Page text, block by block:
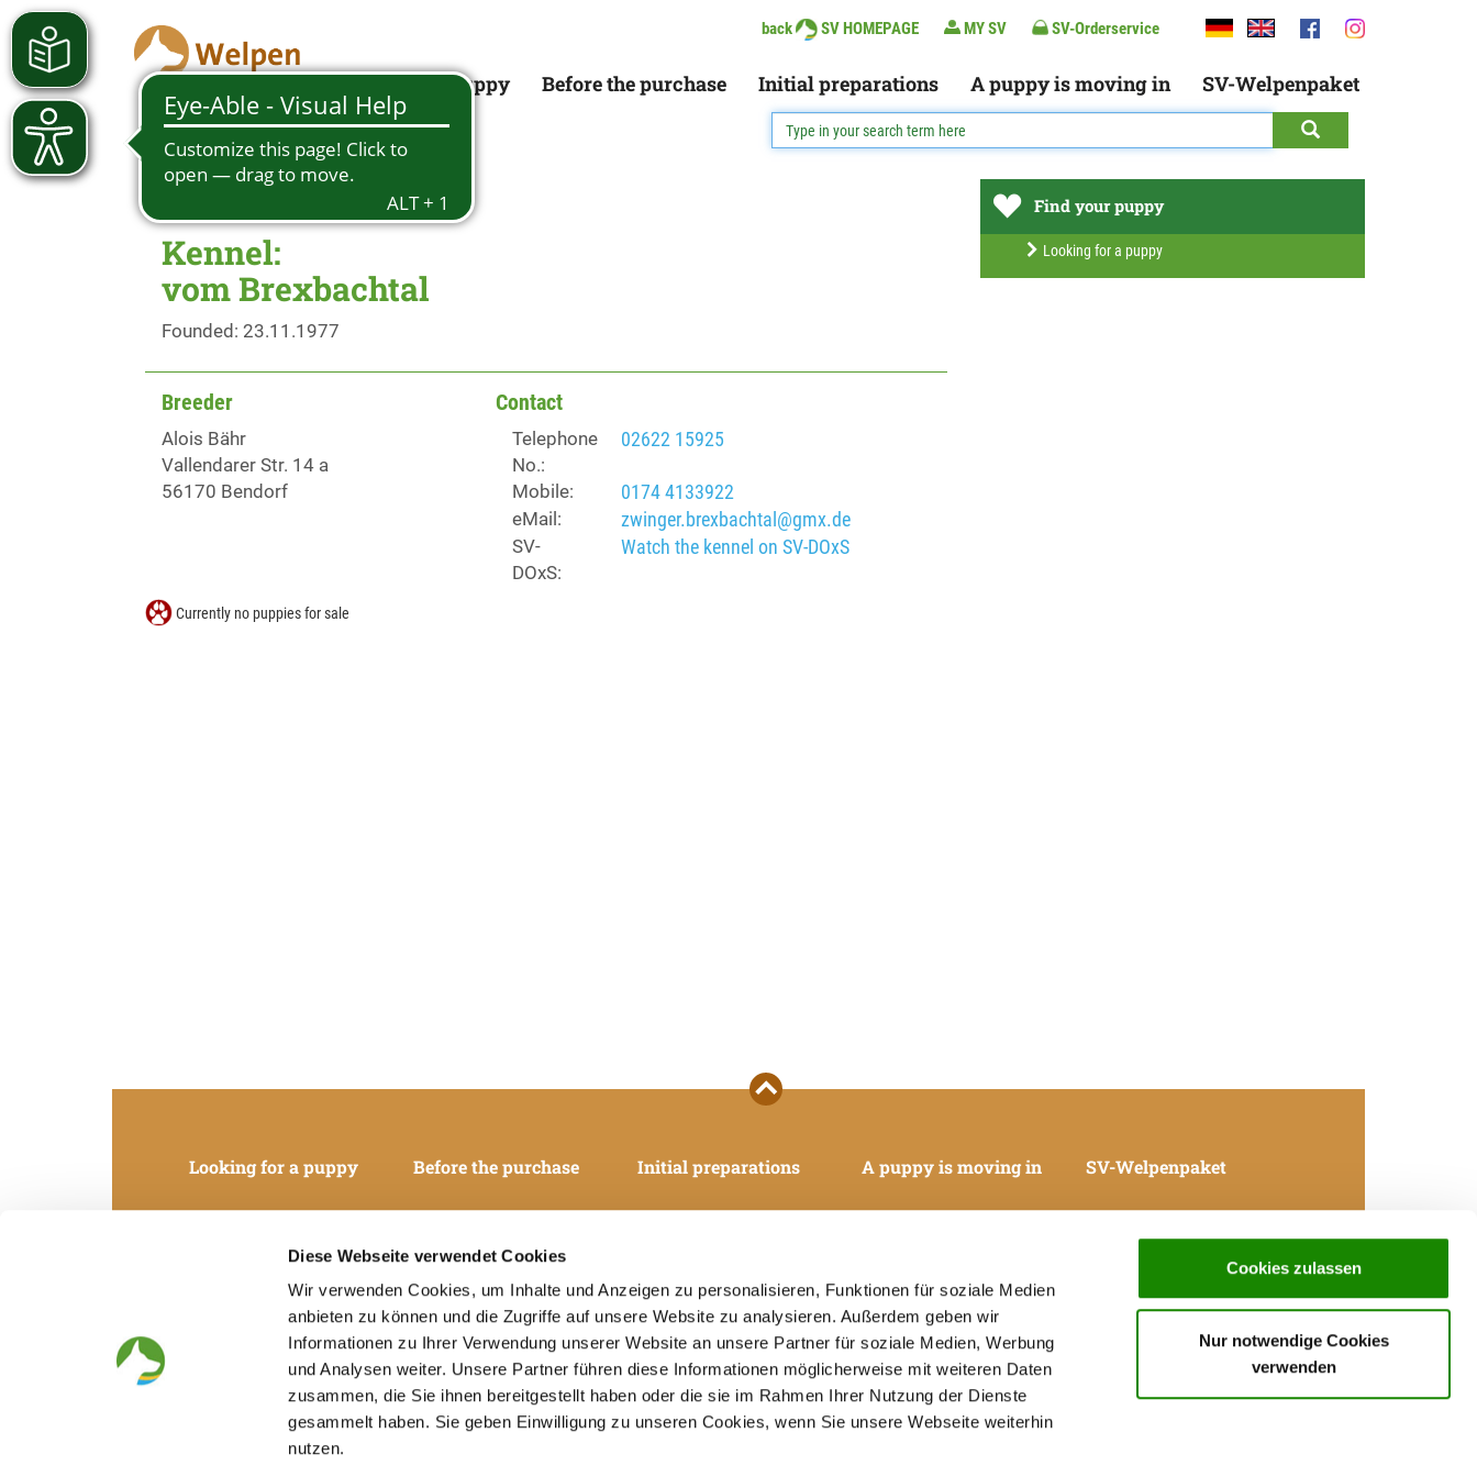
Diese Webseite verwendet Cookies
Wir verwenden Cookies, um Inhalte und Anzeigen zu personalisieren, Funktionen für soziale Medien
anbieten zu können und die Zugriffe auf unsere Website zu analysieren. Außerdem geben wir
Informationen zu Ihrer Verwendung unserer Website an unsere Partner für soziale Medien, Werbung
und Analysen weiter. Unsere Partner führen diese Informationen möglicherweise mit weiteren Daten
zusammen, die Sie ihnen bereitgestellt haben oder die sie im Rahmen Ihrer Nutzung der Dienste
gesammelt haben. Sie geben Einwilligung zu unseren Cookies, wenn Sie unsere Webseite weiterhin
nutzen.
Cookies zulassen
Nur notwendige Cookies
verwenden
back SV HOMEPAGE MY SV SV-Orderservice
Looking for a puppy Before the purchase Initial preparations A puppy is moving in SV-Welpenpaket
Kennel:
vom Brexbachtal
Founded: 23.11.1977
Breeder
Alois Bähr
Vallendarer Str. 14 a
56170 Bendorf
Contact
Telephone
No.:
02622 15925
Mobile: 0174 4133922
eMail: zwinger.brexbachtal@gmx.de
SV-
DOxS:
Watch the kennel on SV-DOxS
Currently no puppies for sale
Find your puppy
Looking for a puppy
Looking for a puppy Before the purchase Initial preparations A puppy is moving in SV-Welpenpaket
Data Privacy declaration